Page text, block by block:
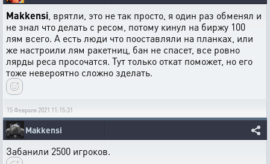
Makkensi , врятли, это не так просто, я один раз обменял и
не знал что делать с ресом, потому кинул на биржу 100
лям всего. А есть люди что пооставляли на планках, или
же настроили лям ракетниц, бан не спасет, все ровно
лярды реса просочатся. Тут только откат поможет, но его
тоже невероятно сложно зделать.
15 Февраля 2021 11:15:31
Makkensi
Забанили 2500 игроков.